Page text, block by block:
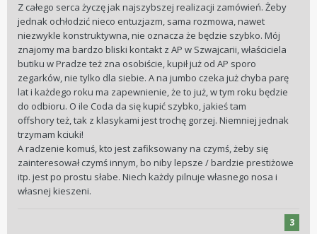
Z całego serca życzę jak najszybszej realizacji zamówień. Żeby
jednak ochłodzić nieco entuzjazm, sama rozmowa, nawet
niezwykle konstruktywna, nie oznacza że będzie szybko. Mój
znajomy ma bardzo bliski kontakt z AP w Szwajcarii, właściciela
butiku w Pradze też zna osobiście, kupił już od AP sporo
zegarków, nie tylko dla siebie. A na jumbo czeka już chyba parę
lat i każdego roku ma zapewnienie, że to już, w tym roku będzie
do odbioru. O ile Coda da się kupić szybko, jakieś tam
offshory też, tak z klasykami jest trochę gorzej. Niemniej jednak
trzymam kciuki!
A radzenie komuś, kto jest zafiksowany na czymś, żeby się
zainteresował czymś innym, bo niby lepsze / bardzie prestiżowe
itp. jest po prostu słabe. Niech każdy pilnuje własnego nosa i
własnej kieszeni.
3